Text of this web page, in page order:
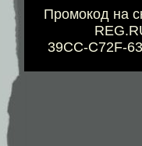
Промокод на
39CC-C72F-